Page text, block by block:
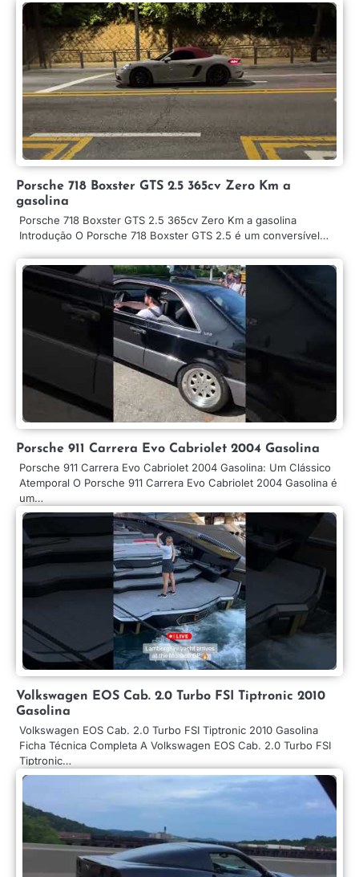
Porsche 718 Boxster GTS 2.5 365cv Zero Km a
gasolina
Porsche 718 Boxster GTS 2.5 365cv Zero Km a gasolina
Introdução O Porsche 718 Boxster GTS 2.5 é um conversível…
Porsche 911 Carrera Evo Cabriolet 2004 Gasolina
Porsche 911 Carrera Evo Cabriolet 2004 Gasolina: Um Clássico
Atemporal O Porsche 911 Carrera Evo Cabriolet 2004 Gasolina é
um…
Volkswagen EOS Cab. 2.0 Turbo FSI Tiptronic 2010
Gasolina
Volkswagen EOS Cab. 2.0 Turbo FSI Tiptronic 2010 Gasolina
Ficha Técnica Completa A Volkswagen EOS Cab. 2.0 Turbo FSI
Tiptronic…